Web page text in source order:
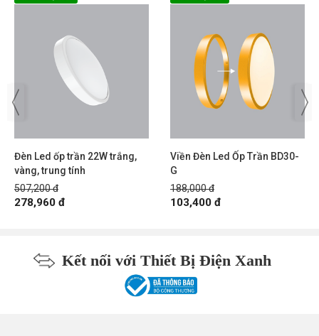
Đèn Led ốp trần 22W trắng,
vàng, trung tính
507,200 đ
278,960 đ
Viền Đèn Led Ốp Trần BD30-
G
188,000 đ
103,400 đ
Kết nối với Thiết Bị Điện Xanh